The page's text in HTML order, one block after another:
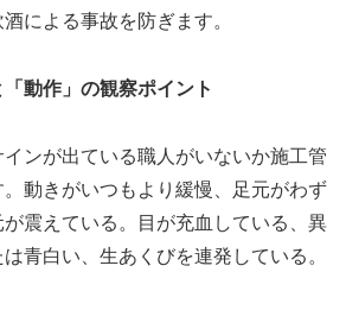
による事故を防ぎます。
動作」の観察ポイント
ンが出ている職人がいないか施工管
動きがいつもより緩慢、足元がわず
震えている。目が充血している、異
青白い、生あくびを連発している。